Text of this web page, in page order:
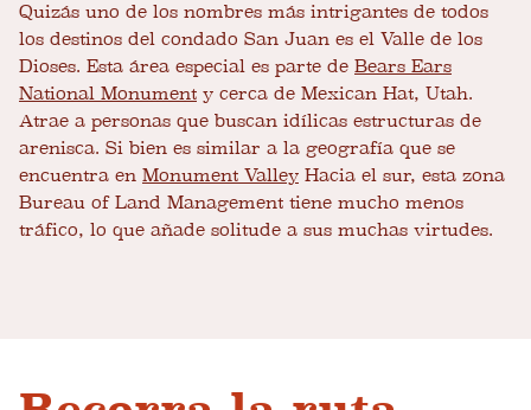
Quizás uno de los nombres más intrigantes de todos
los destinos del condado San Juan es el Valle de los
Dioses. Esta área especial es parte de Bears Ears
National Monument y cerca de Mexican Hat, Utah.
Atrae a personas que buscan idílicas estructuras de
arenisca. Si bien es similar a la geografía que se
encuentra en Monument Valley Hacia el sur, esta zona
Bureau of Land Management tiene mucho menos
tráfico, lo que añade solitude a sus muchas virtudes.